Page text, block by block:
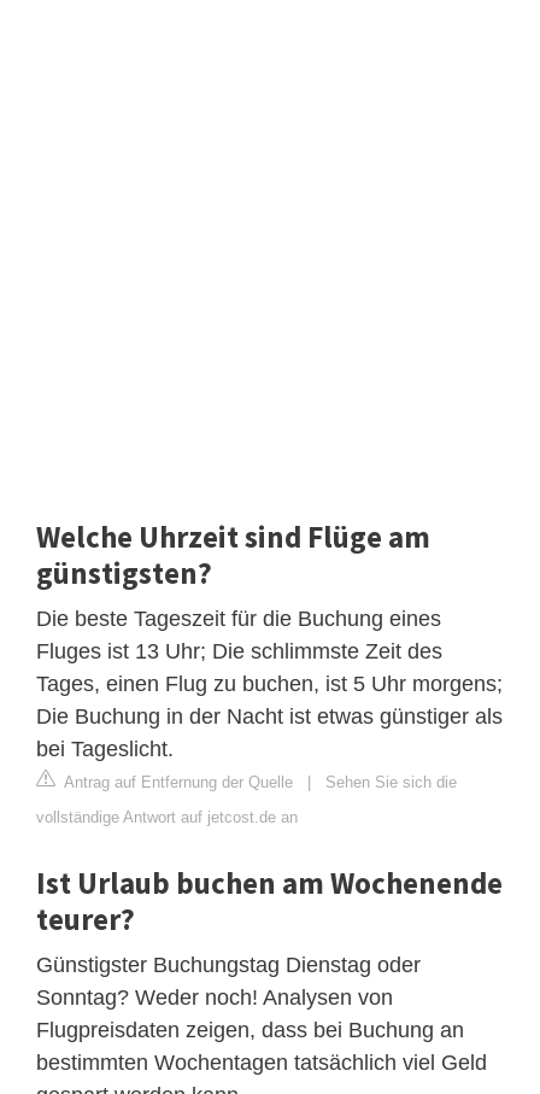
Welche Uhrzeit sind Flüge am
günstigsten?
Die beste Tageszeit für die Buchung eines
Fluges ist 13 Uhr; Die schlimmste Zeit des
Tages, einen Flug zu buchen, ist 5 Uhr morgens;
Die Buchung in der Nacht ist etwas günstiger als
bei Tageslicht.
Antrag auf Entfernung der Quelle | Sehen Sie sich die
vollständige Antwort auf jetcost.de an
Ist Urlaub buchen am Wochenende
teurer?
Günstigster Buchungstag Dienstag oder
Sonntag? Weder noch! Analysen von
Flugpreisdaten zeigen, dass bei Buchung an
bestimmten Wochentagen tatsächlich viel Geld